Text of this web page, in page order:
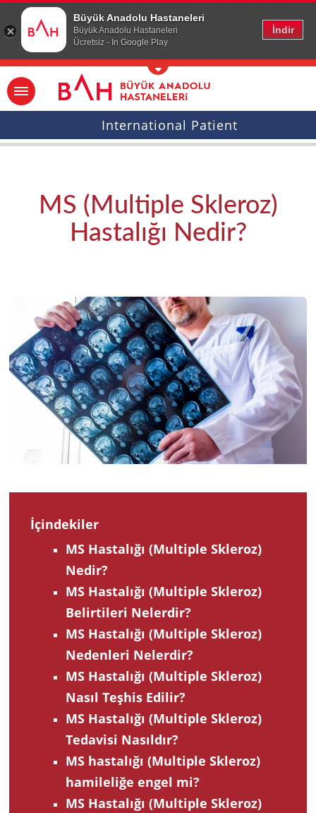
Büyük Anadolu Hastaneleri
Büyük Anadolu Hastaneleri
Ücretsiz - In Google Play
İndir
Ana icerige atla
International Patient
MS (Multiple Skleroz)
Hastalığı Nedir?
2022
İçindekiler
MS Hastalığı (Multiple Skleroz)
Nedir?
MS Hastalığı (Multiple Skleroz)
Belirtileri Nelerdir?
MS Hastalığı (Multiple Skleroz)
Nedenleri Nelerdir?
MS Hastalığı (Multiple Skleroz)
Nasıl Teşhis Edilir?
MS Hastalığı (Multiple Skleroz)
Tedavisi Nasıldır?
MS hastalığı (Multiple Skleroz)
hamileliğe engel mi?
MS Hastalığı (Multiple Skleroz)